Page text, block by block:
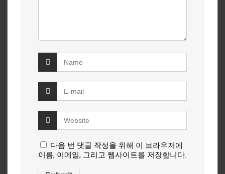
다음 번 댓글 작성을 위해 이 브라우저에
이름, 이메일, 그리고 웹사이트를 저장합니다.